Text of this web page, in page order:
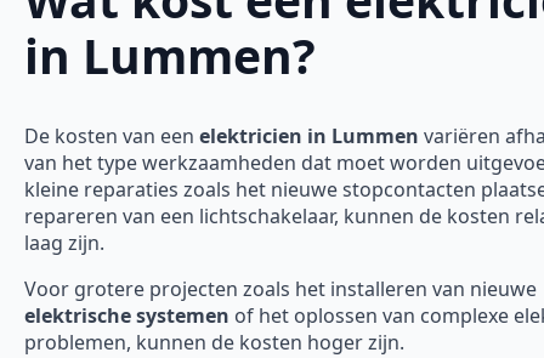
in Lummen?
De kosten van een elektricien in Lummen variëren
van het type werkzaamheden dat moet worden
kleine reparaties zoals het nieuwe stopcontacten
repareren van een lichtschakelaar, kunnen de kosten
laag zijn.
Voor grotere projecten zoals het installeren van nieuwe
elektrische systemen of het oplossen van complexe
problemen, kunnen de kosten hoger zijn.